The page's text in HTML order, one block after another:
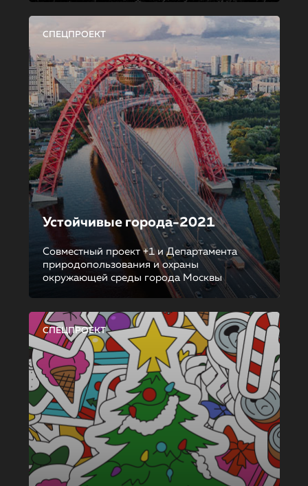
СПЕЦПРОЕКТ
Устойчивые города-2021
Совместный проект +1 и Департамента
природопользования и охраны
окружающей среды города Москвы
СПЕЦПРОЕКТ